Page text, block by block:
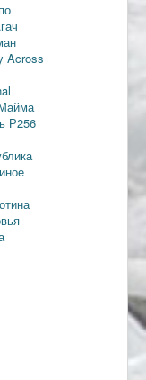
Across
Р256